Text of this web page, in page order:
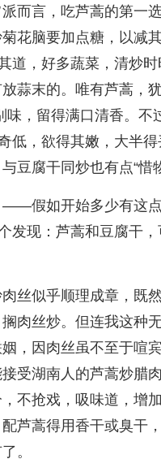
而言，吃芦蒿的第一
花脑要加点糖，以减
道，好多蔬菜，清炒
蒜末的。唯有芦蒿，
味，留得满口清香。不
低，欲得其嫩，大半
豆腐干同炒也有点“惜
——假如开始多少有这
发现：芦蒿和豆腐干
丝似乎顺理成章，既
肉丝炒。但连我这种
，因肉丝虽不至于喧
受湖南人的芦蒿炒腊
不抢戏，吸味道，增
芦蒿得用香干或臭干
。